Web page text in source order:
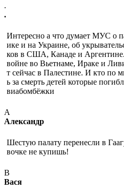
.
.
Интересно а что думает МУС о
ике и на Украине, об
ков в США, Канаде и
войне во Вьетнаме, Ираке и
т сейчас в Палестине. И кто
ь за смерть детей которые
виабомбёжки
А
Александр
Шестую палату перенесли в
вочке не купишь!
В
Вася